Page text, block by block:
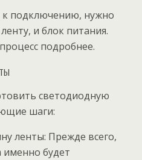
подключению, нужно
и блок питания.
подробнее.
светодиодную
шаги:
ленты: Прежде всего,
будет